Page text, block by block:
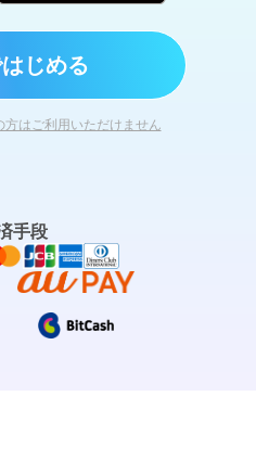
じめる
方はご利用いただけません
手段